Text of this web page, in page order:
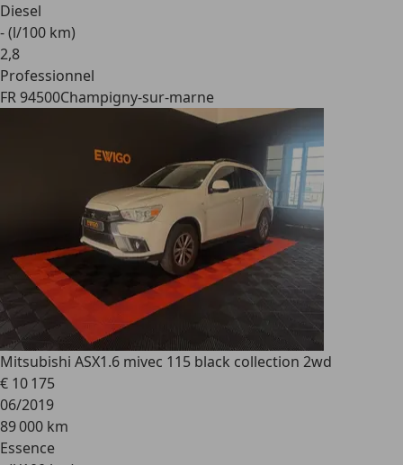
Diesel
- (l/100 km)
2,8
Professionnel
FR 94500Champigny-sur-marne
Mitsubishi ASX1.6 mivec 115 black collection 2wd
€ 10 175
06/2019
89 000 km
Essence